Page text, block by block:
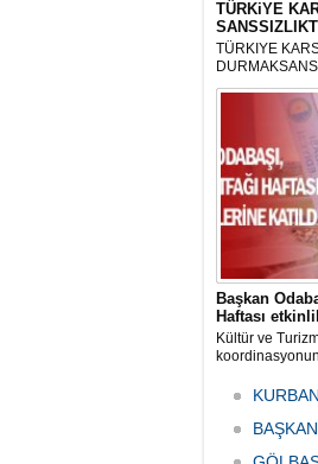
TÜRKiYE
TÜRKIYE
Başkan
Haftası
Kültür ve
Haftası"